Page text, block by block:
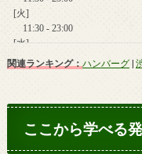
関連ランキング：ハンバーグ|
ここから学べる